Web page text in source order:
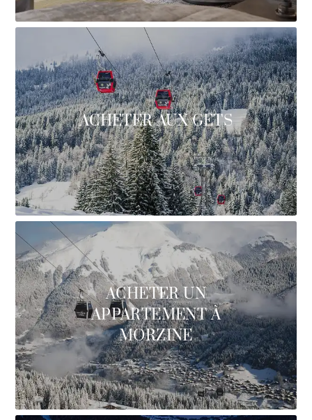
ACHETER AUX GETS
ACHETER UN
APPARTEMENT À
MORZINE